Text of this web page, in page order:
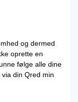
og dermed
oprette en
følge alle dine
din Qred min